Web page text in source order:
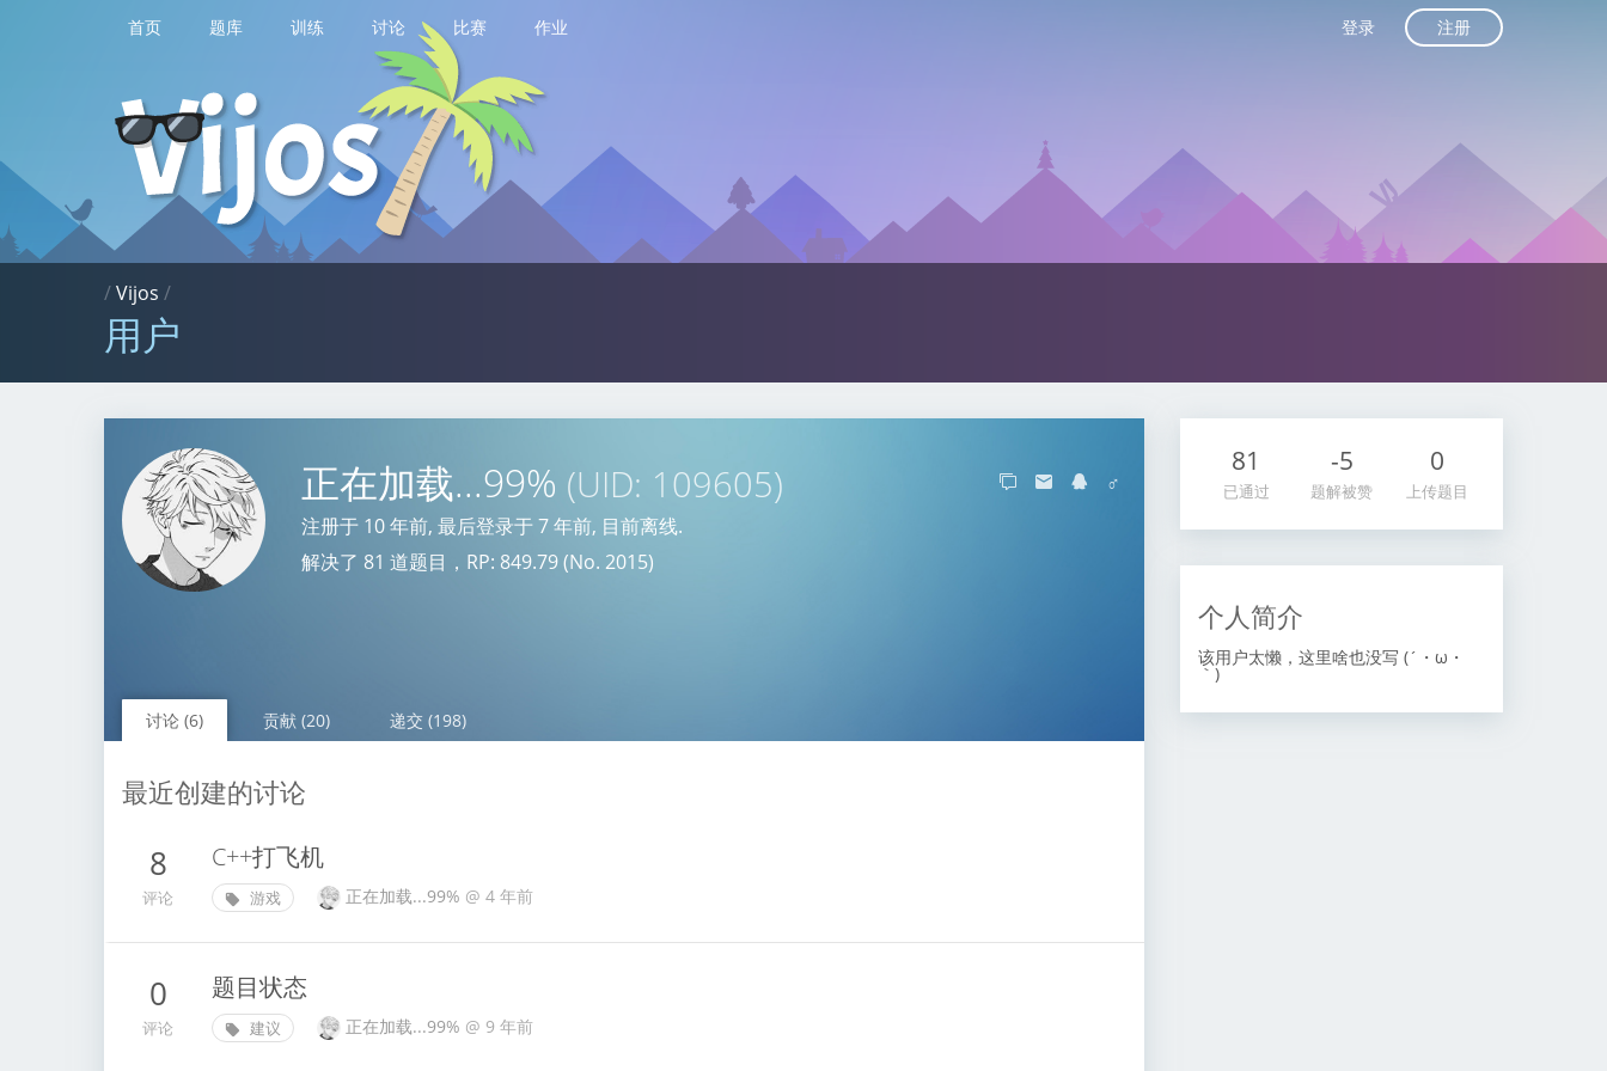
首页 题库 训练 讨论 比赛 作业 登录 注册
/Vijos /
用户
正在加载...99% (UID: 109605)
注册于 10 年前, 最后登录于7 年前, 目前离线.
解决了 81 道题目，RP: 849.79 (No. 2015)
♂
讨论 (6) 贡献 (20) 递交 (198)
最近创建的讨论
8
评论
C++打飞机
游戏 正在加载...99% @ 4 年前
0
评论
题目状态
建议 正在加载...99% @ 9 年前
81
已通过
-5
题解被赞
0
上传题目
个人简介
该用户太懒，这里啥也没写 (´・ω・
｀)